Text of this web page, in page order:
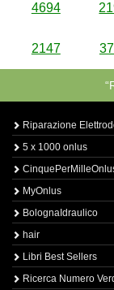
4694
2147
Riparazione
5 x 1000 onlus
MyOnlus
BolognaIdraulico
hair
Libri Best Sellers
Ricerca Numero